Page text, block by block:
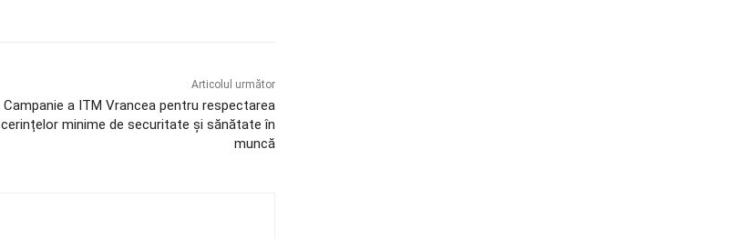
Articolul următor
Campanie a ITM Vrancea pentru respectarea
cerințelor minime de securitate și sănătate în
muncă